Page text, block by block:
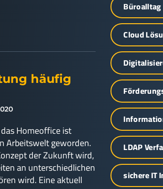
häufig
Homeoffice ist
Arbeitswelt geworden.
der Zukunft wird,
an unterschiedlichen
wird. Eine aktuell
Büroalltag
Cloud
LDAP
sichere